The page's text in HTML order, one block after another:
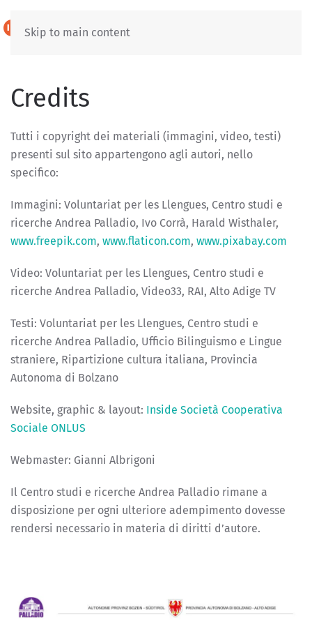
Skip to main content
IT DE
Credits
Tutti i copyright dei materiali (immagini, video, testi)
presenti sul sito appartengono agli autori, nello
specifico:
Immagini: Voluntariat per les Llengues, Centro studi e
ricerche Andrea Palladio, Ivo Corrà, Harald Wisthaler,
www.freepik.com, www.flaticon.com, www.pixabay.com
Video: Voluntariat per les Llengues, Centro studi e
ricerche Andrea Palladio, Video33, RAI, Alto Adige TV
Testi: Voluntariat per les Llengues, Centro studi e
ricerche Andrea Palladio, Ufficio Bilinguismo e Lingue
straniere, Ripartizione cultura italiana, Provincia
Autonoma di Bolzano
Website, graphic & layout: Inside Società Cooperativa
Sociale ONLUS
Webmaster: Gianni Albrigoni
Il Centro studi e ricerche Andrea Palladio rimane a
disposizione per ogni ulteriore adempimento dovesse
rendersi necessario in materia di diritti d’autore.